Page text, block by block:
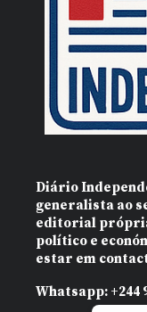
Diário
generalista ao
editorial
político e
estar em
Whatsapp: +244